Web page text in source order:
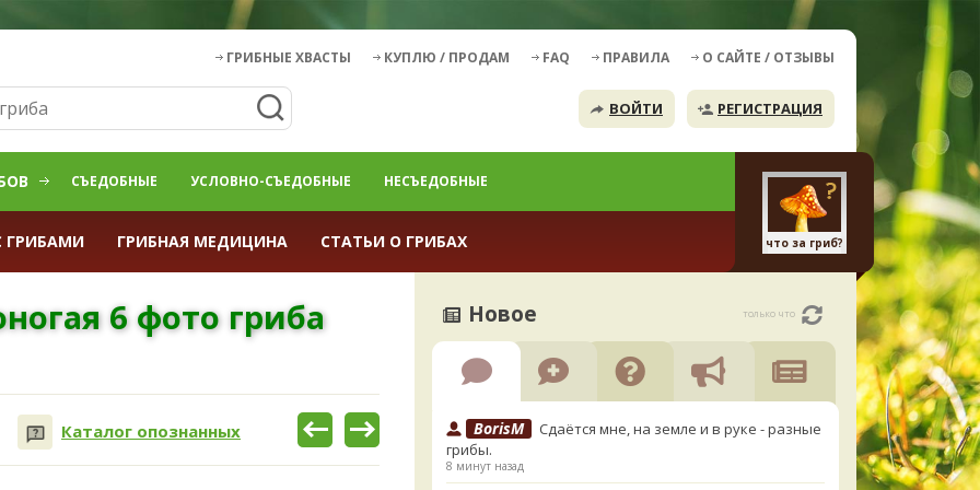
ГРИБНЫЕ ХВАСТЫ КУПЛЮ / ПРОДАМ FAQ ПРАВИЛА О САЙТЕ / ОТЗЫВЫ
ВОЙТИ РЕГИСТРАЦИЯ
СЪЕДОБНЫЕ УСЛОВНО-СЪЕДОБНЫЕ НЕСЪЕДОБНЫЕ
ГРИБАМИ ГРИБНАЯ МЕДИЦИНА СТАТЬИ О ГРИБАХ что за гриб?
6 фото гриба
Каталог опознанных
Новое только что
BorisM
Сдаётся мне, на земле и в руке - разные
грибы.
8 минут назад